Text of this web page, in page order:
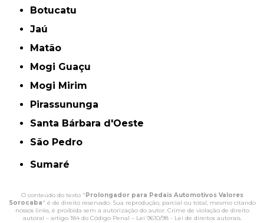
Botucatu
Jaú
Matão
Mogi Guaçu
Mogi Mirim
Pirassununga
Santa Bárbara d'Oeste
São Pedro
Sumaré
O conteúdo do texto " Prolongador para Pedais Automotivos Valores
Sorocaba" é de direito reservado. Sua reprodução, parcial ou total, mesmo citando
nossos links, é proibida sem a autorização do autor. Crime de violação de direito
autoral – artigo 184 do Código Penal – Lei 9610/98 - Lei de direitos autorais.